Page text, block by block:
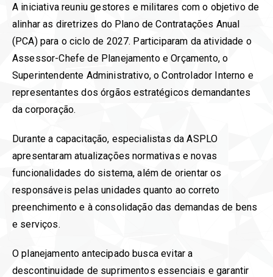
A iniciativa reuniu gestores e militares com o objetivo de
alinhar as diretrizes do Plano de Contratações Anual
(PCA) para o ciclo de 2027. Participaram da atividade o
Assessor-Chefe de Planejamento e Orçamento, o
Superintendente Administrativo, o Controlador Interno e
representantes dos órgãos estratégicos demandantes
da corporação.
Durante a capacitação, especialistas da ASPLO
apresentaram atualizações normativas e novas
funcionalidades do sistema, além de orientar os
responsáveis pelas unidades quanto ao correto
preenchimento e à consolidação das demandas de bens
e serviços.
O planejamento antecipado busca evitar a
descontinuidade de suprimentos essenciais e garantir